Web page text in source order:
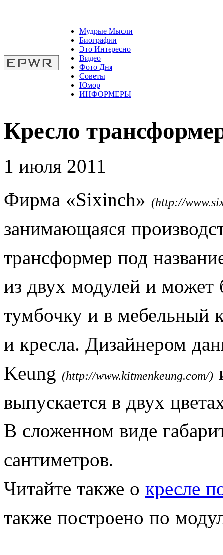
Мудрые Мысли
Биографии
Это Интересно
Видео
Фото Дня
Советы
Юмор
ИНФОРМЕРЫ
Кресло
1 июля 2011
Фирма «Sixinch» (http://
занимающаяся
трансформер под
из двух модулей и может
тумбочку и в мебельный
и кресла. Дизайнером
Keung (http://www.kitmenkeung.com/)
выпускается в двух
В сложенном виде
сантиметров.
Читайте также о кресле
также построено по